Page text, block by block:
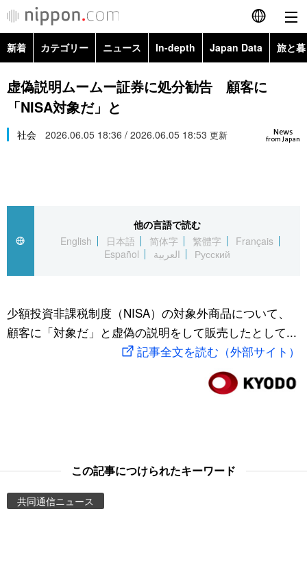
English
简体字
Русский
カテゴリー
経済・ビジネス
国際
文化
トップ
アーカイブ
In-depth
Japan Data
動画/Live
新着 カテゴリー ニュース In-depth Japan Data 旅と
政治・外交
経済・ビジネス
スポーツ・東京2020
Topics
虚偽説明ムームー証券に処分勧告 顧客に
「NISA対象だ」と
News
from Japan
社会 2026.06.05 18:36 / 2026.06.05 18:53 更新
他の言語で読む
English
日本語 简体字 繁體字
Français
Español
العربية Русский
少額投資非課税制度（NISA）の対象外商品について、
顧客に「対象だ」と虚偽の説明をして販売したとして...
記事全文を読む（外部サイト）
この記事につけられたキーワード
共同通信ニュース